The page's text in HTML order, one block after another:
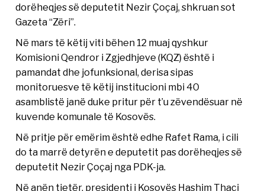
dorëheqjes së deputetit Nezir Çoçaj, shkruan sot
Gazeta “Zëri”.
Në mars të këtij viti bëhen 12 muaj qyshkur
Komisioni Qendror i Zgjedhjeve (KQZ) është i
pamandat dhe jofunksional, derisa sipas
monitoruesve të këtij institucioni mbi 40
asamblistë janë duke pritur për t’u zëvendësuar në
kuvende komunale të Kosovës.
Në pritje për emërim është edhe Rafet Rama, i cili
do ta marrë detyrën e deputetit pas dorëheqjes së
deputetit Nezir Çoçaj nga PDK-ja.
Në anën tjetër, presidenti i Kosovës Hashim Thaçi